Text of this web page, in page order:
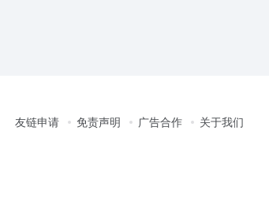
友链申请 免责声明 广告合作 关于我们